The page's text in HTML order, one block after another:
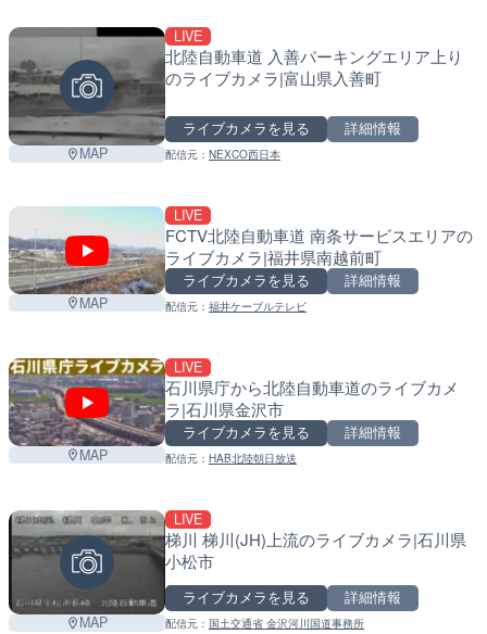
MAP
LIVE
北陸自動車道 入善パーキングエリア上り
のライブカメラ|富山県入善町
ライブカメラを見る 詳細情報
配信元： NEXCO西日本
MAP
LIVE
FCTV北陸自動車道 南条サービスエリアの
ライブカメラ|福井県南越前町
ライブカメラを見る 詳細情報
配信元： 福井ケーブルテレビ
MAP
LIVE
石川県庁から北陸自動車道のライブカメ
ラ|石川県金沢市
ライブカメラを見る 詳細情報
配信元： HAB北陸朝日放送
MAP
LIVE
梯川 梯川(JH)上流のライブカメラ|石川県
小松市
ライブカメラを見る 詳細情報
配信元： 国土交通省 金沢河川国道事務所